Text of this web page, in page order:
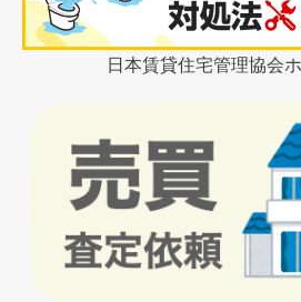
日本賃貸住宅管理協会